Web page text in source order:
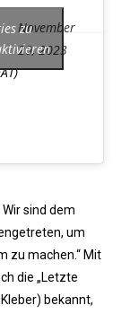
November
20, 2023
zu
sind dem
um
zu machen.“ Mit
die „Letzte
bekannt,